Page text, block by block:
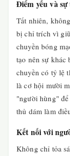
Điểm yếu và
Tất nhiên,
bị chỉ trích vì
chuyền bóng
tạo nên sự
chuyền có tỷ lệ
là cơ hội mười
"người hùng"
thủ dám làm
Kết nối với
Không chỉ tỏa